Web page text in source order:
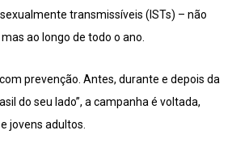
transmissíveis (ISTs) – não
ao longo de todo o ano.
prevenção. Antes, durante e depois da
do seu lado”, a campanha é voltada,
jovens adultos.